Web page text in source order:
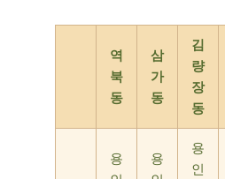
역
북
동
삼
가
동
김
량
장
동
용
용
용
인